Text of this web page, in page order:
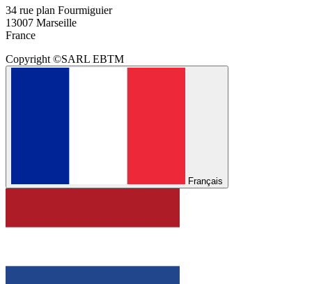
34 rue plan Fourmiguier
13007 Marseille
France
Copyright ©SARL EBTM
Français